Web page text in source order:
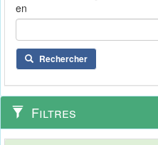
en
Rechercher
Filtres